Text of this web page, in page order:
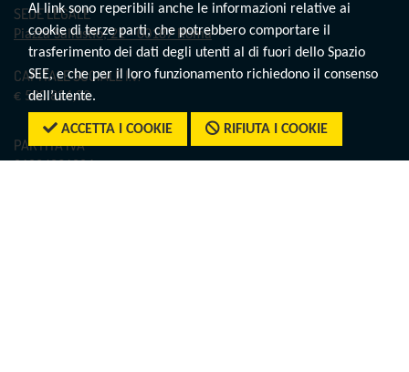
SEDE LEGALE
Piazza Sallustio, 21 - 00187 Roma
CAPITALE SOCIALE I.V.
€ 500.824,00
PARTITA IVA
Al link sono reperibili anche le informazioni relative ai
cookie di terze parti, che potrebbero comportare il
trasferimento dei dati degli utenti al di fuori dello Spazio
SEE, e che per il loro funzionamento richiedono il consenso
dell’utente.
ACCETTA I COOKIE RIFIUTA I COOKIE